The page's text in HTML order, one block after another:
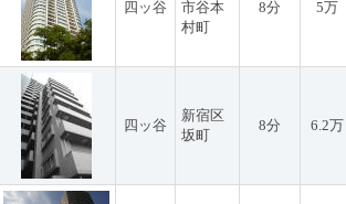
四ッ谷
市谷本
村町
8分 5万
四ッ谷
新宿区
坂町
8分 6.2万